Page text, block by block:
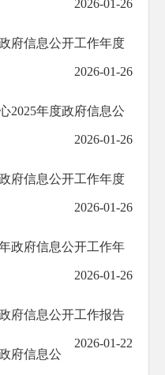
2026-01-26
府信息公开工作年度
2026-01-26
2025年度政府信息公
2026-01-26
府信息公开工作年度
2026-01-26
政府信息公开工作年
2026-01-26
府信息公开工作报告
2026-01-22
府信息公